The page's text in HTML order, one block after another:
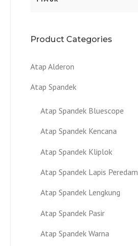
Product Categories
Atap Alderon
Atap Spandek
Atap Spandek Bluescope
Atap Spandek Kencana
Atap Spandek Kliplok
Atap Spandek Lapis Peredam
Atap Spandek Lengkung
Atap Spandek Pasir
Atap Spandek Warna